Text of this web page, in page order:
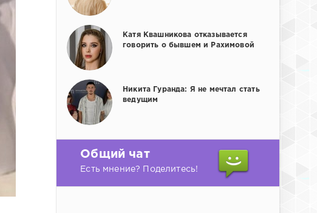
Катя Квашникова отказывается
говорить о бывшем и Рахимовой
Никита Гуранда: Я не мечтал стать
ведущим
Общий чат
Есть мнение? Поделитесь!